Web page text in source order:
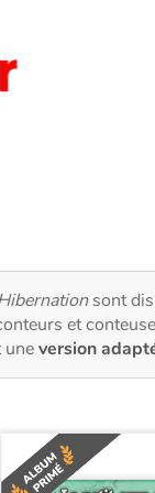
sont
et
uneversion